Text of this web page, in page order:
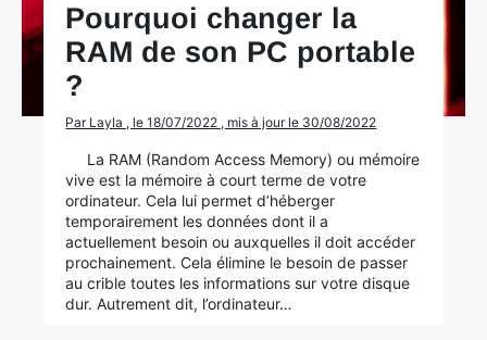
Pourquoi changer la
RAM de son PC portable
?
Par Layla , le 18/07/2022 , mis à jour le 30/08/2022
La RAM (Random Access Memory) ou mémoire
vive est la mémoire à court terme de votre
ordinateur. Cela lui permet d’héberger
temporairement les données dont il a
actuellement besoin ou auxquelles il doit accéder
prochainement. Cela élimine le besoin de passer
au crible toutes les informations sur votre disque
dur. Autrement dit, l’ordinateur…